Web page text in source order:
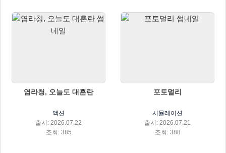
염라청, 오늘도 대혼란
액션
출시: 2026.07.22
조회: 385
포토멀리
시뮬레이션
출시: 2026.07.21
조회: 388